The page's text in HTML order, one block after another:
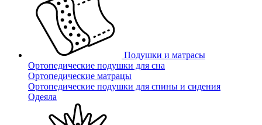
Подушки и матрасы
Ортопедические подушки для сна
Ортопедические матрацы
Ортопедические подушки для спины и сидения
Одеяла